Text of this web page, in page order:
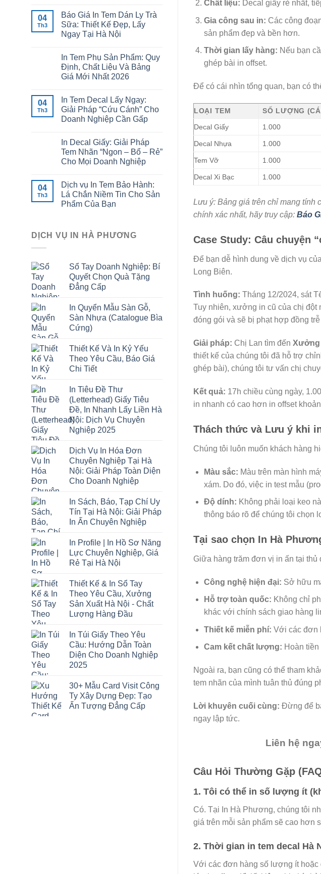
04
Th3
Báo Giá In Tem Dán Ly Trà
Sữa: Thiết Kế Đẹp, Lấy
Ngay Tại Hà Nội
In Tem Phụ Sản Phẩm: Quy
Định, Chất Liệu Và Bảng
Giá Mới Nhất 2026
04
Th3
In Tem Decal Lấy Ngay:
Giải Pháp “Cứu Cánh” Cho
Doanh Nghiệp Cần Gấp
In Decal Giấy: Giải Pháp
Tem Nhãn “Ngon – Bổ – Rẻ”
Cho Mọi Doanh Nghiệp
04
Th3
Dịch vụ In Tem Bảo Hành:
Lá Chắn Niềm Tin Cho Sản
Phẩm Của Bạn
DỊCH VỤ IN HÀ PHƯƠNG
Sổ Tay Doanh Nghiệp: Bí
Quyết Chọn Quà Tặng
Đẳng Cấp
In Quyển Mẫu Sàn Gỗ,
Sàn Nhựa (Catalogue Bìa
Cứng)
Thiết Kế Và In Kỷ Yếu
Theo Yêu Cầu, Báo Giá
Chi Tiết
In Tiêu Đề Thư
(Letterhead) Giấy Tiêu
Đề, In Nhanh Lấy Liền Hà
Nội: Dịch Vụ Chuyên
Nghiệp 2025
Dịch Vụ In Hóa Đơn
Chuyên Nghiệp Tại Hà
Nội: Giải Pháp Toàn Diện
Cho Doanh Nghiệp
In Sách, Báo, Tạp Chí Uy
Tín Tại Hà Nội: Giải Pháp
In Ấn Chuyên Nghiệp
In Profile | In Hồ Sơ Năng
Lực Chuyên Nghiệp, Giá
Rẻ Tại Hà Nội
Thiết Kế & In Sổ Tay
Theo Yêu Cầu, Xưởng
Sản Xuất Hà Nội - Chất
Lượng Hàng Đầu
In Túi Giấy Theo Yêu
Cầu: Hướng Dẫn Toàn
Diện Cho Doanh Nghiệp
2025
30+ Mẫu Card Visit Công
Ty Xây Dựng Đẹp: Tạo
Ấn Tượng Đẳng Cấp
Chất liệu: Decal giấy rẻ nhất,
Gia công sau in: Các công
sản phẩm đẹp và bền hơn.
Thời gian lấy hàng: Nếu bạn
ghép bài in offset.
Để có cái nhìn tổng quan, bạn có
LOẠI TEM SỐ LƯỢNG
Decal Giấy
1.000
Decal Nhựa 1.000
Tem Vỡ 1.000
Decal Xi Bạc 1.000
Lưu ý: Bảng giá trên chỉ mang tính
chính xác nhất, hãy truy cập: Báo
Case Study: Câu chuyện
Để bạn dễ hình dung về dịch vụ
Long Biên.
Tình huống: Tháng 12/2024, sát
Tuy nhiên, xưởng in cũ của chị đột
đóng gói và sẽ bị phạt hợp đồng trễ
Giải pháp: Chị Lan tìm đến Xưởng
thiết kế của chúng tôi đã hỗ trợ
ghép bài), chúng tôi tư vấn chị
Kết quả: 17h chiều cùng ngày,
in nhanh có cao hơn in offset
Thách thức và Lưu ý khi
Chúng tôi luôn muốn khách hàng
Màu sắc: Màu trên màn hình
xám. Do đó, việc in test mẫu
Độ dính: Không phải loại keo
thông báo rõ để chúng tôi chọn
Tại sao chọn In Hà
Giữa hàng trăm đơn vị in ấn tại thủ
Công nghệ hiện đại: Sở hữu
Hỗ trợ toàn quốc: Không chỉ
khác với chính sách giao hàng
Thiết kế miễn phí: Với các đơn
Cam kết chất lượng: Hoàn
Ngoài ra, bạn cũng có thể tham
tem nhãn của mình tuân thủ đúng
Lời khuyên cuối cùng: Đừng để
ngay lập tức.
Liên hệ
Câu Hỏi Thường Gặp
1. Tôi có thể in số lượng ít
Có. Tại In Hà Phương, chúng tôi
giá trên mỗi sản phẩm sẽ cao
2. Thời gian in tem decal Hà
Với các đơn hàng số lượng ít hoặc